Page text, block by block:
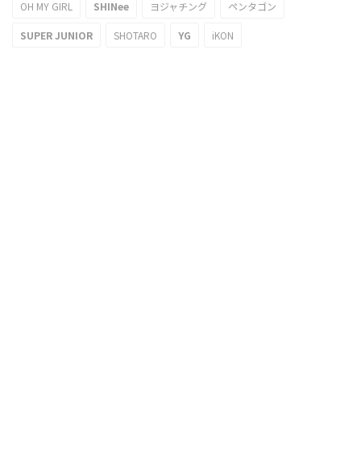
OH MY GIRL SHINee ヨジャチング ペンタゴン
SUPER JUNIOR SHOTARO YG iKON